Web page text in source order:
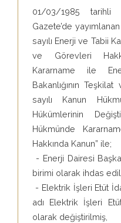
01/03/1985 tarihli
Gazete’de
sayılı Enerji ve Tabii
ve Görevleri
Kararname ile
Bakanlığının
sayılı Kanun
Hükümlerinin
Hükmünde
Hakkında Kanun” ile;
- Enerji Dairesi
birimi olarak ihdas
- Elektrik İşleri Etüt
adı Elektrik İşleri
olarak değiştirilmiş,